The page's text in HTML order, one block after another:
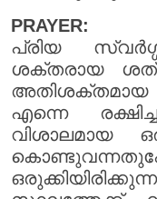
PRAYER:
പ്രിയ
ശക്തരായ
അതിശക്തമായ
എന്നെ
വിശാലമായ